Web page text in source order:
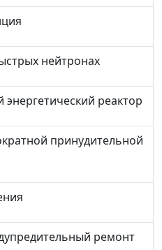
нейтронах
энергетический реактор
принудительной
ремонт